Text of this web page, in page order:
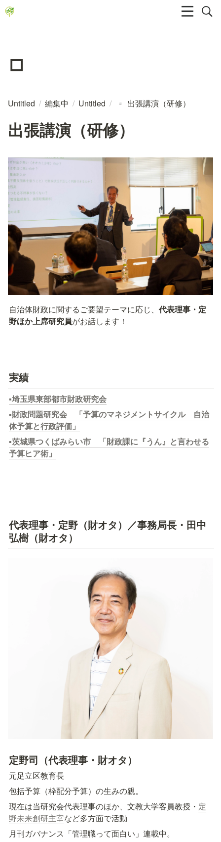
▫️
Untitled / 編集中 / Untitled / ▫️ 出張講演（研修）
出張講演（研修）
自治体財政に関するご要望テーマに応じ、 代表理事・定
野ほか上席研究員がお話します！
実績
▪️埼玉県東部都市財政研究会
▪️財政問題研究会　「予算のマネジメントサイクル　自治
体予算と行政評価」
▪️茨城県つくばみらい市　「財政課に『うん』と言わせる
予算ヒア術」
代表理事・定野（財オタ）／事務局長・田中
弘樹（財オタ）
定野司（代表理事・財オタ）
元足立区教育長
包括予算（枠配分予算）の生みの親。
現在は当研究会代表理事のほか、文教大学客員教授・ 定
野未来創研主宰など多方面で活動
月刊ガバナンス「管理職って面白い」連載中。